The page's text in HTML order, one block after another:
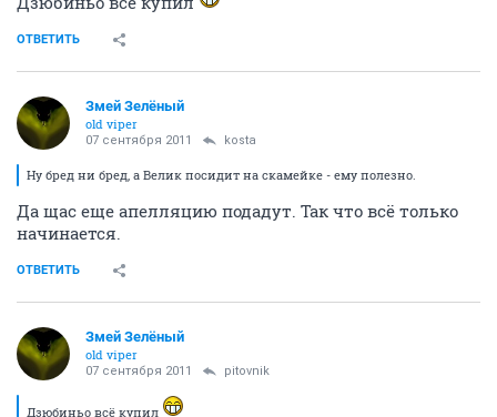
ОТВЕТИТЬ
Змей Зелёный
old viper
07 сентября 2011 kosta
Ну бред ни бред, а Велик посидит на скамейке - ему полезно.
Да щас еще апелляцию подадут. Так что всё только
начинается.
ОТВЕТИТЬ
Змей Зелёный
old viper
07 сентября 2011 pitovnik
Дзюбиньо всё купил